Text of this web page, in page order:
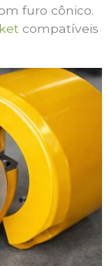
furo cônico.
compatíveis